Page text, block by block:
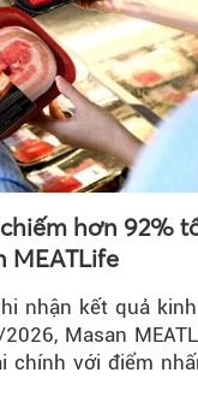
hơn 92%
MEATLife
nhận kết quả
Masan
chính với điểm